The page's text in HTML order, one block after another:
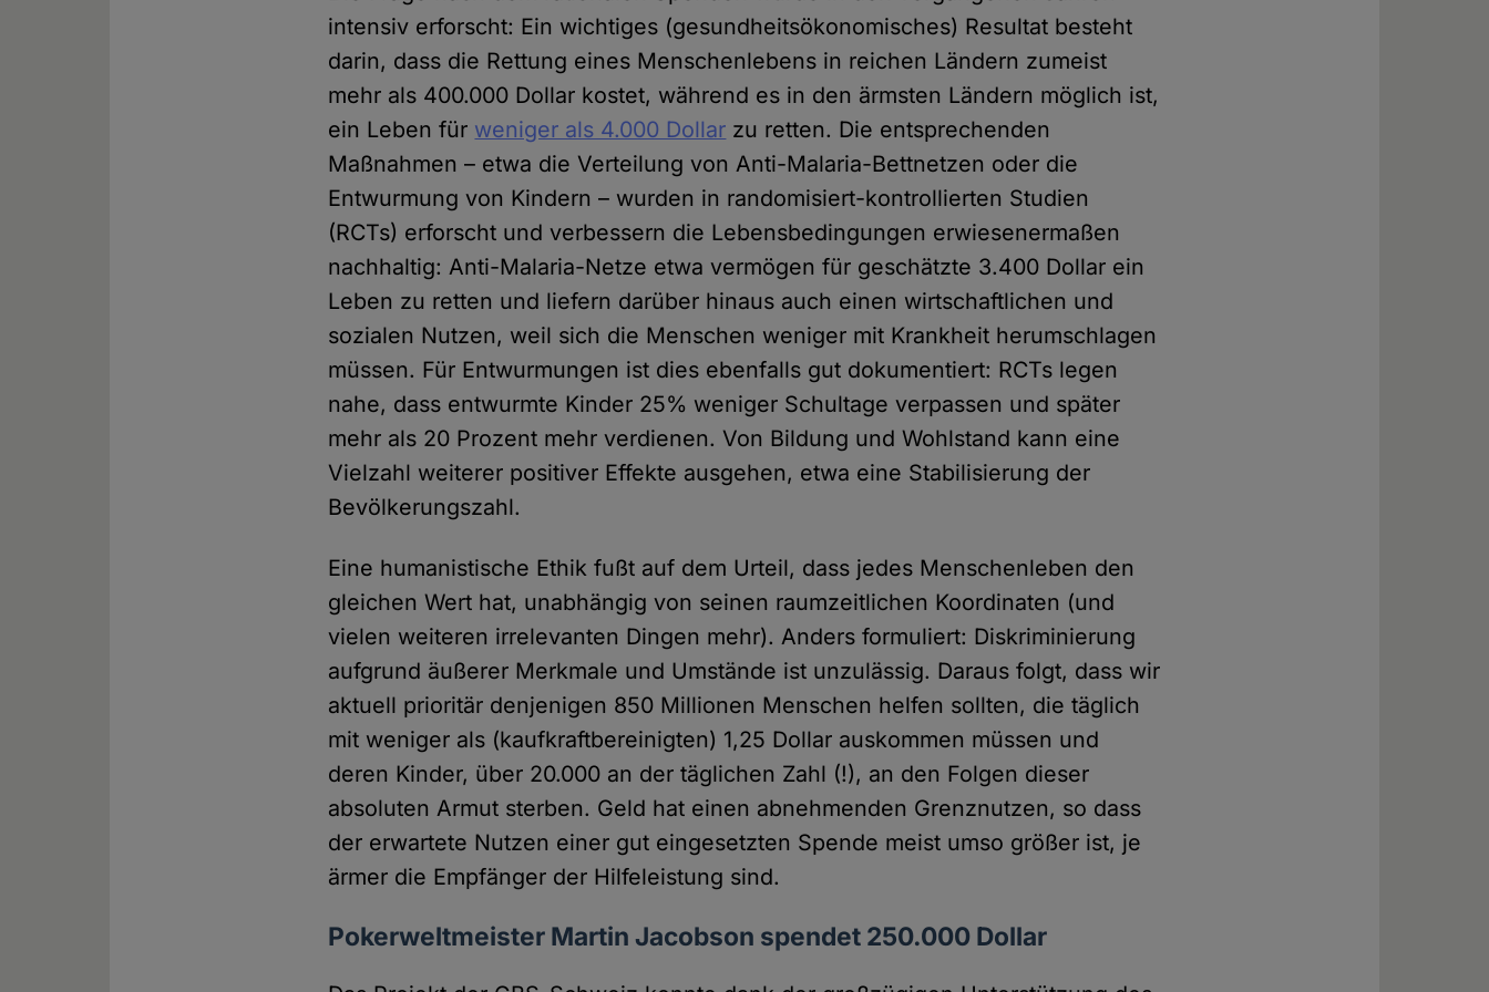
intensiv erforscht: Ein wichtiges (gesundheitsökonomisches) Resultat besteht
darin, dass die Rettung eines Menschenlebens in reichen Ländern zumeist
mehr als 400.000 Dollar kostet, während es in den ärmsten Ländern möglich ist,
ein Leben für weniger als 4.000 Dollar zu retten. Die entsprechenden
Maßnahmen – etwa die Verteilung von Anti-Malaria-Bettnetzen oder die
Entwurmung von Kindern – wurden in randomisiert-kontrollierten Studien
(RCTs) erforscht und verbessern die Lebensbedingungen erwiesenermaßen
nachhaltig: Anti-Malaria-Netze etwa vermögen für geschätzte 3.400 Dollar ein
Leben zu retten und liefern darüber hinaus auch einen wirtschaftlichen und
sozialen Nutzen, weil sich die Menschen weniger mit Krankheit herumschlagen
müssen. Für Entwurmungen ist dies ebenfalls gut dokumentiert: RCTs legen
nahe, dass entwurmte Kinder 25% weniger Schultage verpassen und später
mehr als 20 Prozent mehr verdienen. Von Bildung und Wohlstand kann eine
Vielzahl weiterer positiver Effekte ausgehen, etwa eine Stabilisierung der
Bevölkerungszahl.
Eine humanistische Ethik fußt auf dem Urteil, dass jedes Menschenleben den
gleichen Wert hat, unabhängig von seinen raumzeitlichen Koordinaten (und
vielen weiteren irrelevanten Dingen mehr). Anders formuliert: Diskriminierung
aufgrund äußerer Merkmale und Umstände ist unzulässig. Daraus folgt, dass wir
aktuell prioritär denjenigen 850 Millionen Menschen helfen sollten, die täglich
mit weniger als (kaufkraftbereinigten) 1,25 Dollar auskommen müssen und
deren Kinder, über 20.000 an der täglichen Zahl (!), an den Folgen dieser
absoluten Armut sterben. Geld hat einen abnehmenden Grenznutzen, so dass
der erwartete Nutzen einer gut eingesetzten Spende meist umso größer ist, je
ärmer die Empfänger der Hilfeleistung sind.
Pokerweltmeister Martin Jacobson spendet 250.000 Dollar